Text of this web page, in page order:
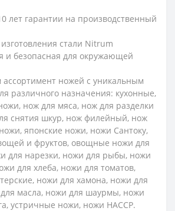
лет гарантии на производственный
стали Nitrum
и безопасная для окружающей
ассортимент ножей с уникальным
различного назначения: кухонные,
нож для мяса, нож для разделки
снятия шкур, нож филейный, нож
японские ножи, ножи Сантоку,
и фруктов, овощные ножи для
для нарезки, ножи для рыбы, ножи
для хлеба, ножи для томатов,
ножи для хамона, ножи для
масла, ножи для шаурмы, ножи
устричные ножи, ножи HACCP.